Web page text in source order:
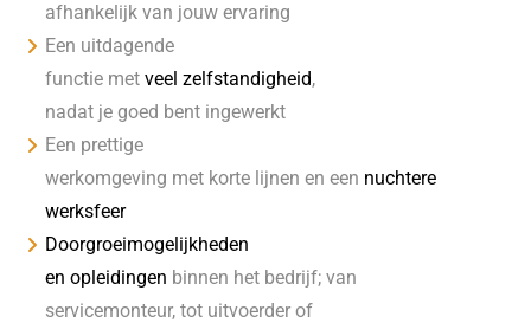
afhankelijk van jouw ervaring
Een uitdagende
functie metveel zelfstandigheid,
nadat je goed bent ingewerkt
Een prettige
werkomgeving met korte lijnen en een nuchtere
werksfeer
Doorgroeimogelijkheden
en opleidingen binnen het bedrijf; van
servicemonteur, tot uitvoerder of